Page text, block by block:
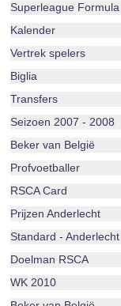
Superleague Formula
Kalender
Vertrek spelers
Biglia
Transfers
Seizoen 2007 - 2008
Beker van België
Profvoetballer
RSCA Card
Prijzen Anderlecht
Standard - Anderlecht
Doelman RSCA
WK 2010